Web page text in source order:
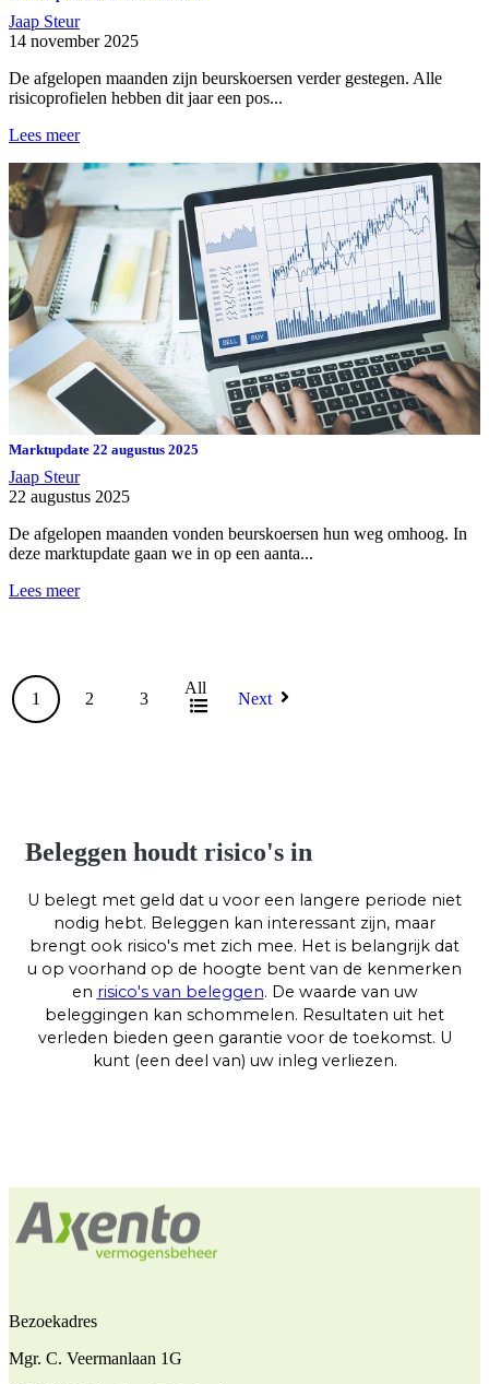
Jaap Steur
14 november 2025
De afgelopen maanden zijn beurskoersen verder gestegen. Alle
risicoprofielen hebben dit jaar een pos...
Lees meer
Marktupdate 22 augustus 2025
Jaap Steur
22 augustus 2025
De afgelopen maanden vonden beurskoersen hun weg omhoog. In
deze marktupdate gaan we in op een aanta...
Lees meer
1 2 3
All
Next
Beleggen houdt risico's in
U belegt met geld dat u voor een langere periode niet
nodig hebt. Beleggen kan interessant zijn, maar
brengt ook risico's met zich mee. Het is belangrijk dat
u op voorhand op de hoogte bent van de kenmerken
en risico's van beleggen. De waarde van uw
beleggingen kan schommelen. Resultaten uit het
verleden bieden geen garantie voor de toekomst. U
kunt (een deel van) uw inleg verliezen.
Bezoekadres
Mgr. C. Veermanlaan 1G